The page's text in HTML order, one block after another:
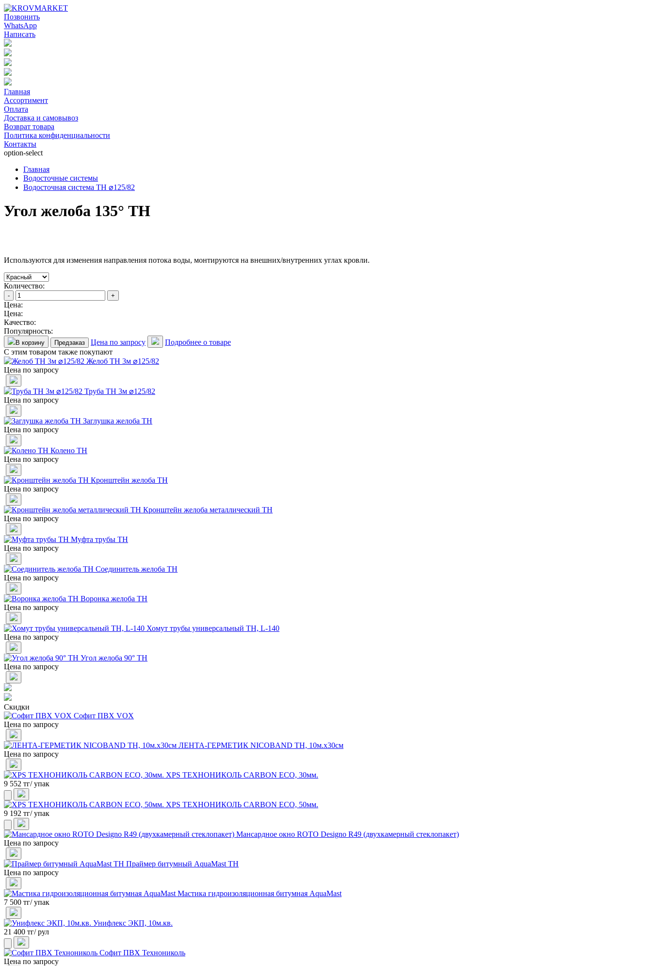
Позвонить
WhatsApp
Написать
Главная
Ассортимент
Оплата
Доставка и самовывоз
Возврат товара
Политика конфиденциальности
Контакты
option-select
Главная
Водосточные системы
Водосточная система ТН ⌀125/82
Угол желоба 135° ТН
Используются для изменения направления потока воды, монтируются на внешних/внутренних углах кровли.
Количество:
- +
Цена:
Цена:
Качество:
Популярность:
В корзину Предзаказ Цена по запросу
Подробнее о товаре
С этим товаром также покупают
Желоб ТН 3м ⌀125/82
Цена по запросу
Труба ТН 3м ⌀125/82
Цена по запросу
Заглушка желоба ТН
Цена по запросу
Колено ТН
Цена по запросу
Кронштейн желоба ТН
Цена по запросу
Кронштейн желоба металлический ТН
Цена по запросу
Муфта трубы ТН
Цена по запросу
Соединитель желоба ТН
Цена по запросу
Воронка желоба ТН
Цена по запросу
Хомут трубы универсальный ТН, L-140
Цена по запросу
Угол желоба 90° ТН
Цена по запросу
Скидки
Софит ПВХ VOX
Цена по запросу
ЛЕНТА-ГЕРМЕТИК NICOBAND ТН, 10м.х30см
Цена по запросу
XPS ТЕХНОНИКОЛЬ CARBON ECO, 30мм.
9 552 тг/ упак
XPS ТЕХНОНИКОЛЬ CARBON ECO, 50мм.
9 192 тг/ упак
Мансардное окно ROTO Designo R49 (двухкамерный стеклопакет)
Цена по запросу
Праймер битумный AquaMast ТН
Цена по запросу
Мастика гидроизоляционная битумная AquaMast
7 500 тг/ упак
Унифлекс ЭКП, 10м.кв.
21 400 тг/ рул
Софит ПВХ Технониколь
Цена по запросу